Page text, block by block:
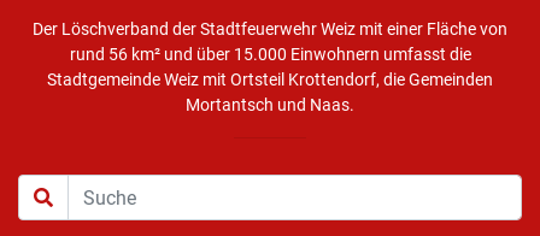
Der Löschverband der Stadtfeuerwehr Weiz mit einer Fläche von
rund 56 km² und über 15.000 Einwohnern umfasst die
Stadtgemeinde Weiz mit Ortsteil Krottendorf, die Gemeinden
Mortantsch und Naas.